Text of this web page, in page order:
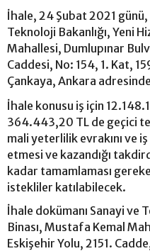
İhale, 24 Şubat 2021
Teknoloji Bakanlığı, Yeni
Mahallesi, Dumlupınar
Caddesi, No: 154, 1. Kat,
Çankaya, Ankara
İhale konusu iş için
364.443,20 TL de geçici
mali yeterlilik evrakını ve
etmesi ve kazandığı
kadar tamamlaması
istekliler katılabilecek.
İhale dokümanı Sanayi ve
Binası, Mustafa Kemal
Eskişehir Yolu, 2151.